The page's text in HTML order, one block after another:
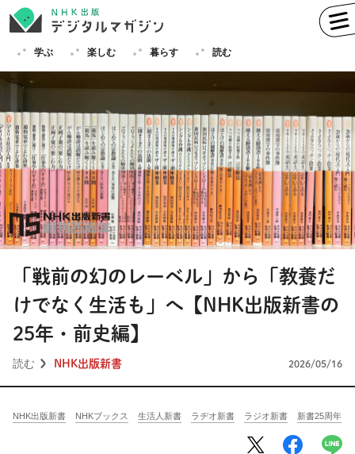
学ぶ 楽しむ 暮らす 読む
学ぶ 英語 フランス語
ドイツ語 イタリア語
スペイン語 ロシア語
楽しむ
「戦前の幻のレーベル」から「教養だ
けでなく生活も」へ【NHK出版新書の
25年・前史編】
読む NHK出版新書 2026/05/16
NHK出版新書 NHKブックス 生活人新書 ラヂオ新書 ラジオ新書 新書25周年